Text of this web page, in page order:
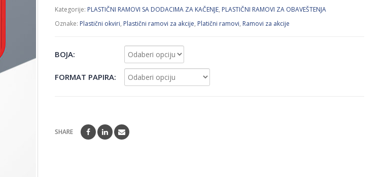
Kategorije: PLASTIČNI RAMOVI SA DODACIMA ZA KAČENJE, PLASTIČNI RAMOVI ZA OBAVEŠTENJA
Oznake: Plastični okviri, Plastični ramovi za akcije, Platični ramovi, Ramovi za akcije
BOJA
FORMAT PAPIRA
SHARE